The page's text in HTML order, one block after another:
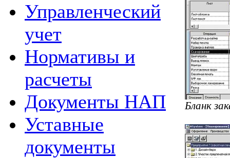
Управленческий
учет
Нормативы и
расчеты
Документы НАП
Уставные
документы
Бланк